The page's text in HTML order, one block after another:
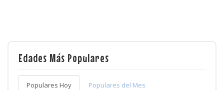
Edades Más Populares
Populares Hoy Populares del Mes